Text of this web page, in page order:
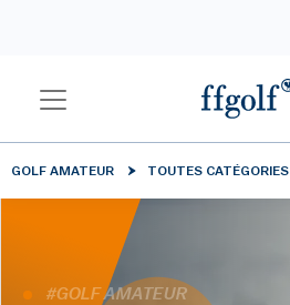
GOLF AMATEUR TOUTES CATÉGORIES
#GOLF AMATEUR